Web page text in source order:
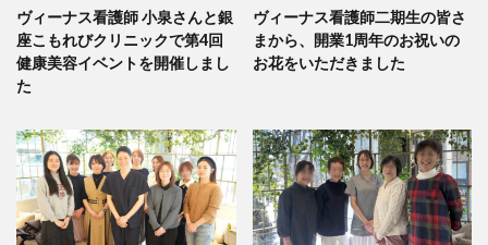
ヴィーナス看護師 小泉さんと銀
座こもれびクリニックで第4回
健康美容イベントを開催しまし
た
ヴィーナス看護師二期生の皆さ
まから、開業1周年のお祝いの
お花をいただきました